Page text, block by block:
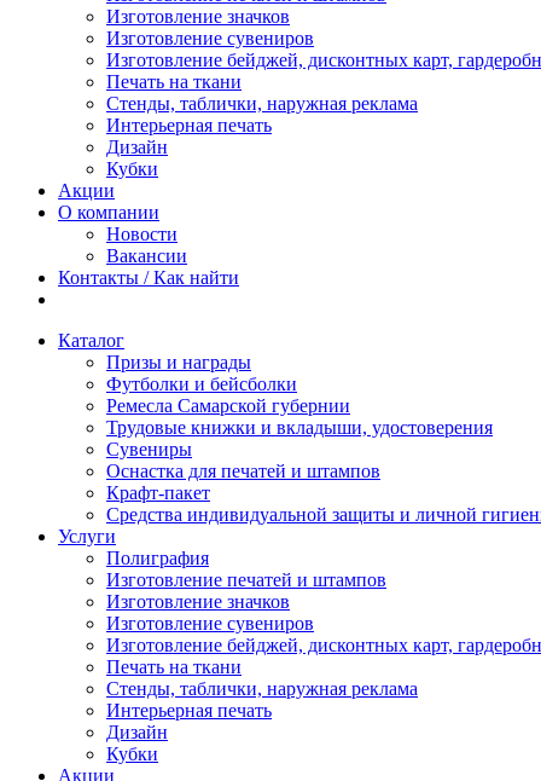
Изготовление значков
Изготовление сувениров
Изготовление бейджей, дисконтных карт,
Печать на ткани
Стенды, таблички, наружная реклама
Интерьерная печать
Дизайн
Кубки
Акции
О компании
Новости
Вакансии
Контакты / Как найти
Каталог
Призы и награды
Футболки и бейсболки
Ремесла Самарской губернии
Трудовые книжки и вкладыши, удостоверения
Сувениры
Оснастка для печатей и штампов
Крафт-пакет
Средства индивидуальной защиты и личной
Услуги
Полиграфия
Изготовление печатей и штампов
Изготовление значков
Изготовление сувениров
Изготовление бейджей, дисконтных карт,
Печать на ткани
Стенды, таблички, наружная реклама
Интерьерная печать
Дизайн
Кубки
Акции